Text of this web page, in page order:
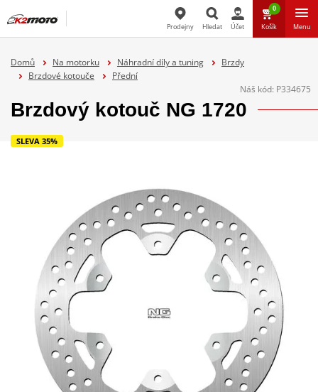
Prodejny Hledat Účet
0
Košík Menu
Domů Na motorku Náhradní díly a tuning
Brzdy
Brzdové kotouče
Přední
Náš kód: P334675
Brzdový kotouč NG 1720
SLEVA 35%